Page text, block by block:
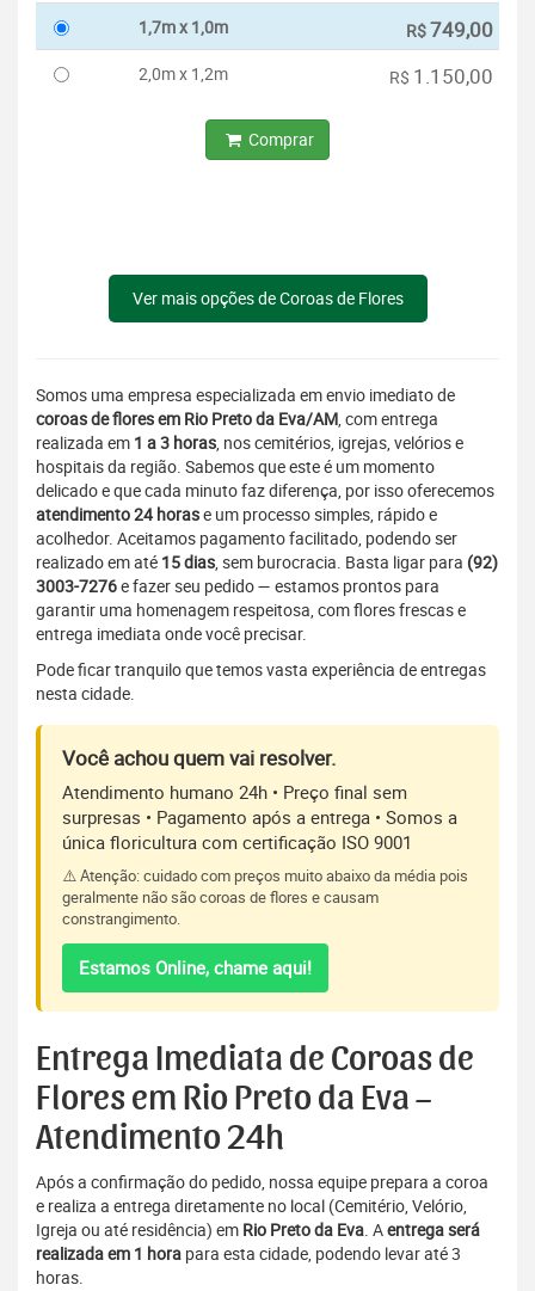
1,7m x 1,0m R$749,00
2,0m x 1,2m R$ 1.150,00
Comprar
Ver mais opções de Coroas de Flores
Somos uma empresa especializada em envio imediato de
coroas de flores em Rio Preto da Eva/AM, com entrega
realizada em 1 a 3 horas, nos cemitérios, igrejas, velórios e
hospitais da região. Sabemos que este é um momento
delicado e que cada minuto faz diferença, por isso oferecemos
atendimento 24 horase um processo simples, rápido e
acolhedor. Aceitamos pagamento facilitado, podendo ser
realizado em até 15 dias, sem burocracia. Basta ligar para (92)
3003-7276e fazer seu pedido — estamos prontos para
garantir uma homenagem respeitosa, com flores frescas e
entrega imediata onde você precisar.
Pode ficar tranquilo que temos vasta experiência de entregas
nesta cidade.
Você achou quem vai resolver.
Atendimento humano 24h • Preço final sem
surpresas • Pagamento após a entrega • Somos a
única floricultura com certificação ISO 9001
⚠️ Atenção: cuidado com preços muito abaixo da média pois
geralmente não são coroas de flores e causam
constrangimento.
Estamos Online, chame aqui!
Entrega Imediata de Coroas de
Flores em Rio Preto da Eva –
Atendimento 24h
Após a confirmação do pedido, nossa equipe prepara a coroa
e realiza a entrega diretamente no local (Cemitério, Velório,
Igreja ou até residência) em Rio Preto da Eva. Aentrega será
realizada em 1 hora para esta cidade, podendo levar até 3
horas.